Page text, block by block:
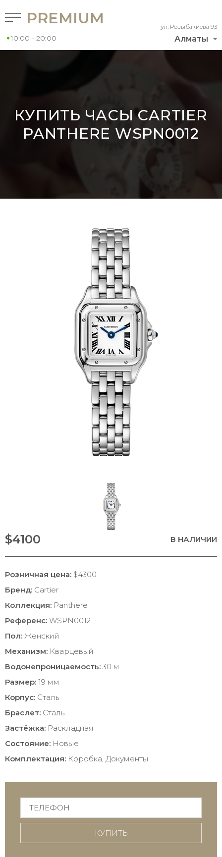
Алматы
ул. Розыбакиева 93
PREMIUM
10:00 - 20:00
КУПИТЬ ЧАСЫ CARTIER
PANTHERE WSPN0012
$4100 В НАЛИЧИИ
Розничная цена: $4300
Бренд: Cartier
Коллекция: Panthere
Референс: WSPN0012
Пол: Женский
Механизм: Кварцевый
Водонепроницаемость: 30 м
Размер: 19 мм
Корпус: Сталь
Браслет: Сталь
Застёжка: Раскладная
Состояние: Новые
Комплектация: Коробка, Документы
КУПИТЬ